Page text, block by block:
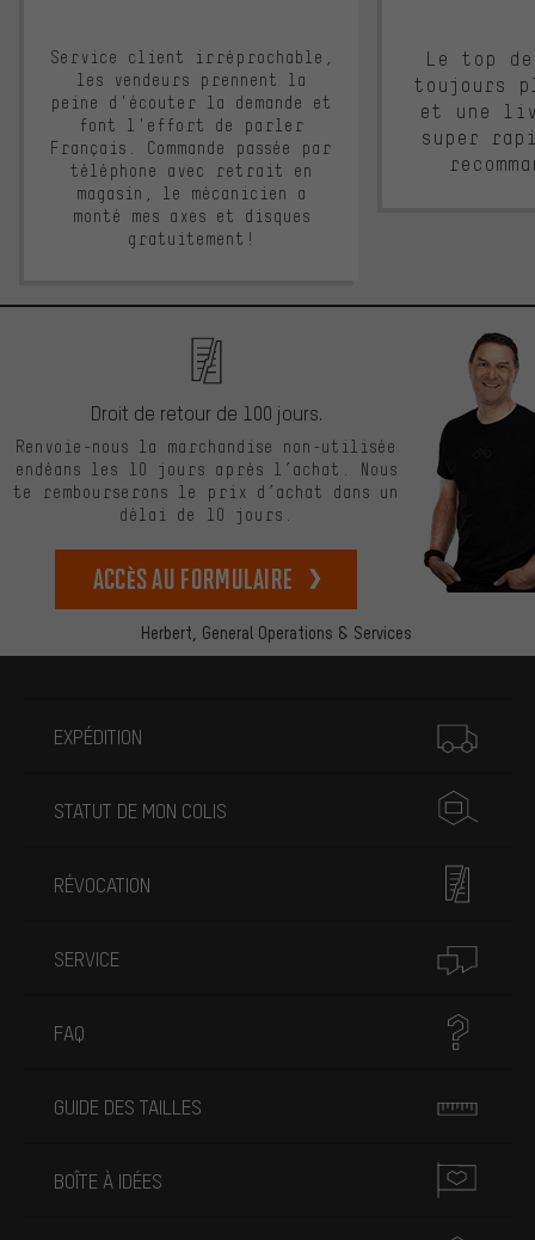
Service client irréprochable,
les vendeurs prennent la
peine d'écouter la demande et
font l'effort de parler
Français. Commande passée par
téléphone avec retrait en
magasin, le mécanicien a
monté mes axes et disques
gratuitement!
Le top
toujours
et une
super
Herbert, General Operations & Services
Droit de retour de 100 jours.
Renvoie-nous la marchandise non-utilisée
endéans les 10 jours après l’achat. Nous
te rembourserons le prix d’achat dans un
délai de 10 jours.
Accès au formulaire
EXPÉDITION
STATUT DE MON COLIS
RÉVOCATION
SERVICE
FAQ
GUIDE DES TAILLES
BOÎTE À IDÉES